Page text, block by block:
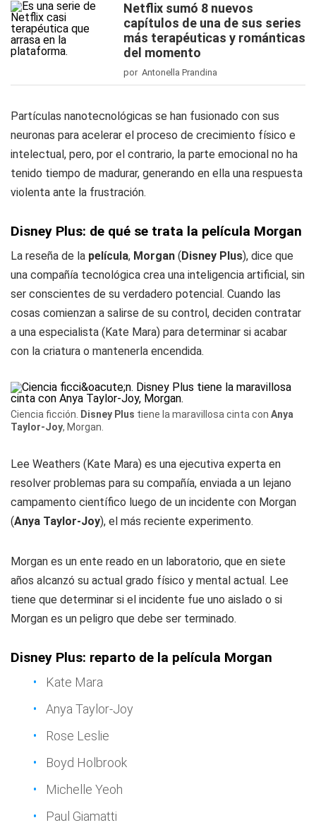
Netflix sumó 8 nuevos
capítulos de una de sus series
más terapéuticas y románticas
del momento
por Antonella Prandina
Partículas nanotecnológicas se han fusionado con sus
neuronas para acelerar el proceso de crecimiento físico e
intelectual, pero, por el contrario, la parte emocional no ha
tenido tiempo de madurar, generando en ella una respuesta
violenta ante la frustración.
Disney Plus: de qué se trata la película Morgan
La reseña de la película, Morgan (Disney Plus), dice que
una compañía tecnológica crea una inteligencia artificial, sin
ser conscientes de su verdadero potencial. Cuando las
cosas comienzan a salirse de su control, deciden contratar
a una especialista (Kate Mara) para determinar si acabar
con la criatura o mantenerla encendida.
Ciencia ficción. Disney Plus tiene la maravillosa cinta con Anya
Taylor-Joy, Morgan.
Lee Weathers (Kate Mara) es una ejecutiva experta en
resolver problemas para su compañía, enviada a un lejano
campamento científico luego de un incidente con Morgan
(Anya Taylor-Joy), el más reciente experimento.
Morgan es un ente reado en un laboratorio, que en siete
años alcanzó su actual grado físico y mental actual. Lee
tiene que determinar si el incidente fue uno aislado o si
Morgan es un peligro que debe ser terminado.
Disney Plus: reparto de la película Morgan
Kate Mara
Anya Taylor-Joy
Rose Leslie
Boyd Holbrook
Michelle Yeoh
Paul Giamatti